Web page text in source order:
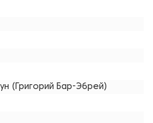
(Григорий Бар-Эбрей)